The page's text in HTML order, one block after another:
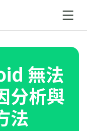
無法
分析與
法